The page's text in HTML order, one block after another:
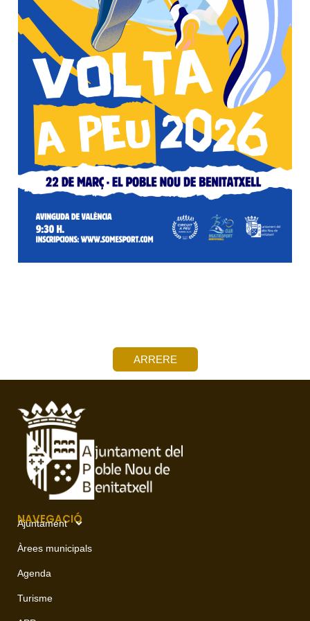
ARRERE
NAVEGACIÓ
Ajuntament
Àrees municipals
Agenda
Turisme